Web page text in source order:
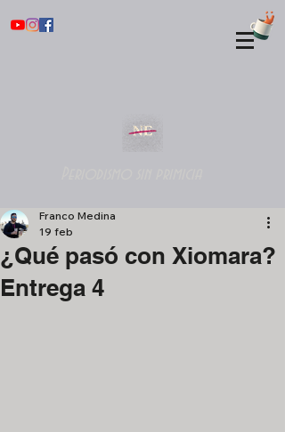
¿Qué pasó con Xiomara?
Entrega 4
Franco Medina
19 feb